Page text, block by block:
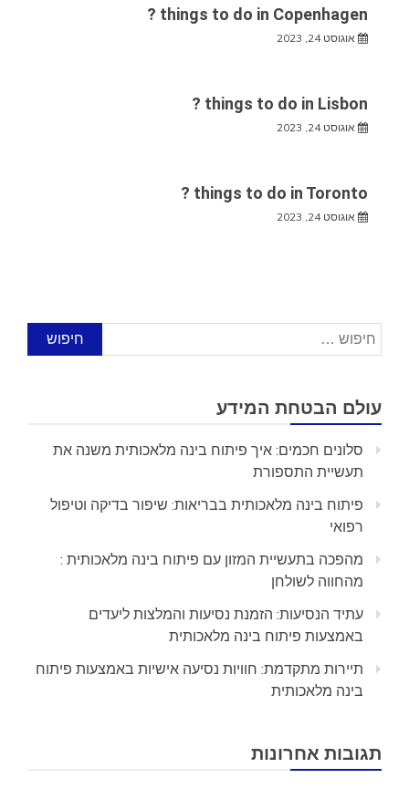
things to do in Copenhagen ?
אוגוסט 24, 2023
things to do in Lisbon ?
אוגוסט 24, 2023
things to do in Toronto ?
אוגוסט 24, 2023
חיפוש:
עולם הבטחת המידע
סלונים חכמים: איך פיתוח בינה מלאכותית משנה את
תעשיית התספורת
פיתוח בינה מלאכותית בבריאות: שיפור בדיקה וטיפול
רפואי
מהפכה בתעשיית המזון עם פיתוח בינה מלאכותית :
מהחווה לשולחן
עתיד הנסיעות: הזמנת נסיעות והמלצות ליעדים
באמצעות פיתוח בינה מלאכותית
תיירות מתקדמת: חוויות נסיעה אישיות באמצעות פיתוח
בינה מלאכותית
תגובות אחרונות